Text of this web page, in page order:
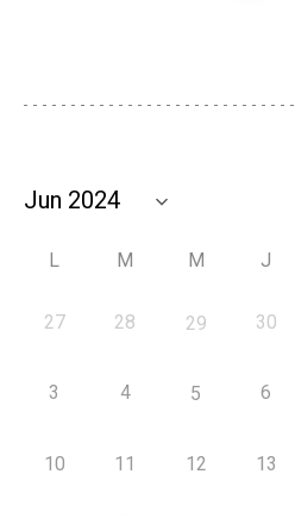
L M M J
27 28 29 30
3 4 5 6
10 11 12 13